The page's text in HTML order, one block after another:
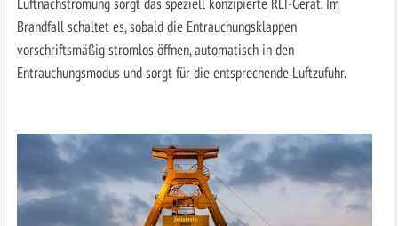
Brandfall schaltet es, sobald die Entrauchungsklappen
vorschriftsmäßig stromlos öffnen, automatisch in den
Entrauchungsmodus und sorgt für die entsprechende Luftzufuhr.